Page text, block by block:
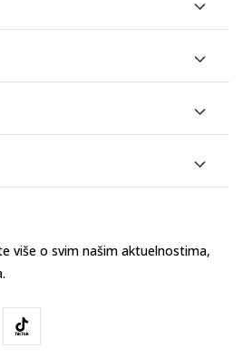
više o svim našim aktuelnostima,